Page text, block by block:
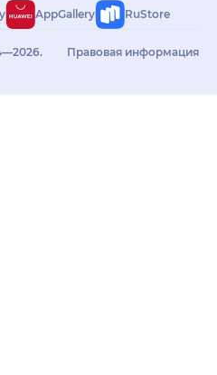
AppGallery RuStore
Правовая информация